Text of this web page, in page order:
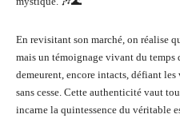
En revisitant son marché, on réalise
mais un témoignage vivant du temps
demeurent, encore intacts, défiant
sans cesse. Cette authenticité vaut
incarne la quintessence du véritable